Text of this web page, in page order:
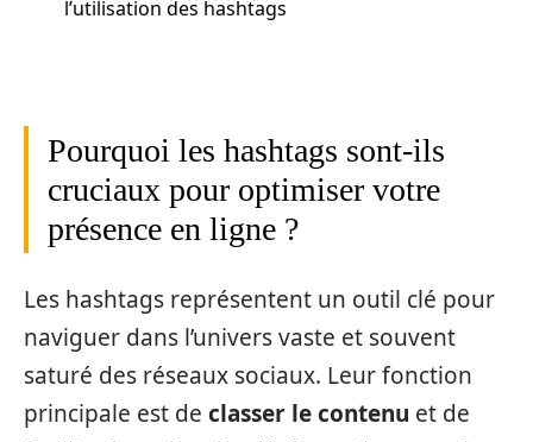
l’utilisation des hashtags
Pourquoi les hashtags sont-ils
cruciaux pour optimiser votre
présence en ligne ?
Les hashtags représentent un outil clé pour
naviguer dans l’univers vaste et souvent
saturé des réseaux sociaux. Leur fonction
principale est de classer le contenu et de